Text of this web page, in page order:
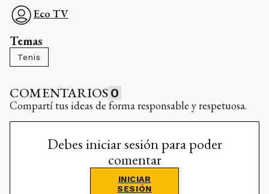
Eco TV
Temas
Tenis
COMENTARIOS 0
Compartí tus ideas de forma responsable y respetuosa.
Debes iniciar sesión para poder
comentar
INICIAR
SESIÓN